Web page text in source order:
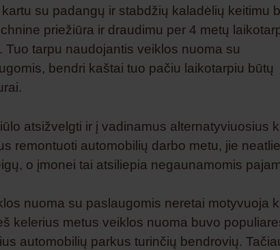
su padangų ir stabdžių kaladėlių keitimu
priežiūra ir draudimu per 4 metų
Tuo tarpu naudojantis veiklos nuoma su
bendri kaštai tuo pačiu laikotarpiu būtų
atsižvelgti ir į vadinamus alternatyviuosius
remontuoti automobilių darbo metu, jie
o įmonei tai atsiliepia negaunamomis
nuoma su paslaugomis neretai motyvuoja
kelerius metus veiklos nuoma buvo
automobilių parkus turinčių bendrovių.